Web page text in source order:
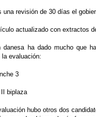
una revisión de 30 días el
actualizado con extractos
danesa ha dado mucho que
evaluación:
3
biplaza
hubo otros dos